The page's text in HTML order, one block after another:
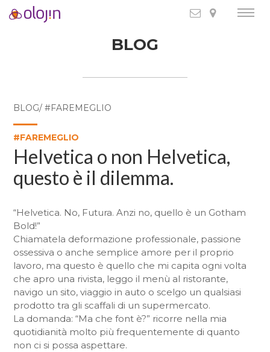
BLOG
BLOG/ #FAREMEGLIO
#FAREMEGLIO
Helvetica o non Helvetica,
questo è il dilemma.
“Helvetica. No, Futura. Anzi no, quello è un Gotham
Bold!”
Chiamatela deformazione professionale, passione
ossessiva o anche semplice amore per il proprio
lavoro, ma questo è quello che mi capita ogni volta
che apro una rivista, leggo il menù al ristorante,
navigo un sito, viaggio in auto o scelgo un qualsiasi
prodotto tra gli scaffali di un supermercato.
La domanda: “Ma che font è?” ricorre nella mia
quotidianità molto più frequentemente di quanto
non ci si possa aspettare.